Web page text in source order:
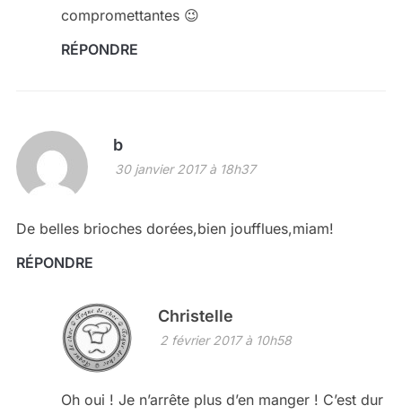
compromettantes 😉
RÉPONDRE
b
30 janvier 2017 à 18h37
De belles brioches dorées,bien joufflues,miam!
RÉPONDRE
Christelle
2 février 2017 à 10h58
Oh oui ! Je n’arrête plus d’en manger ! C’est dur